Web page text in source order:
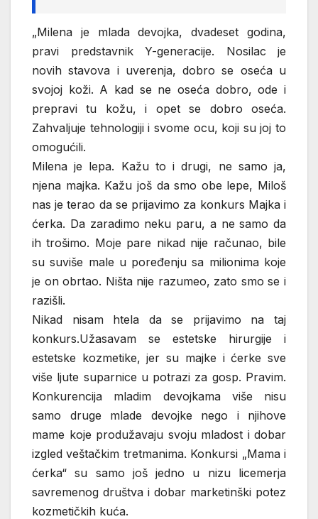
„Milena je mlada devojka, dvadeset godina,
pravi predstavnik Y-generacije. Nosilac je
novih stavova i uverenja, dobro se oseća u
svojoj koži. A kad se ne oseća dobro, ode i
prepravi tu kožu, i opet se dobro oseća.
Zahvaljuje tehnologiji i svome ocu, koji su joj to
omogućili.
Milena je lepa. Kažu to i drugi, ne samo ja,
njena majka. Kažu još da smo obe lepe, Miloš
nas je terao da se prijavimo za konkurs Majka i
ćerka. Da zaradimo neku paru, a ne samo da
ih trošimo. Moje pare nikad nije računao, bile
su suviše male u poređenju sa milionima koje
je on obrtao. Ništa nije razumeo, zato smo se i
razišli.
Nikad nisam htela da se prijavimo na taj
konkurs.Užasavam se estetske hirurgije i
estetske kozmetike, jer su majke i ćerke sve
više ljute suparnice u potrazi za gosp. Pravim.
Konkurencija mladim devojkama više nisu
samo druge mlade devojke nego i njihove
mame koje produžavaju svoju mladost i dobar
izgled veštačkim tretmanima. Konkursi „Mama i
ćerka“ su samo još jedno u nizu licemerja
savremenog društva i dobar marketinški potez
kozmetičkih kuća.